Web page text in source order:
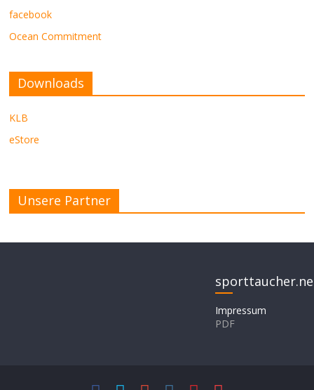
facebook
Ocean Commitment
Downloads
KLB
eStore
Unsere Partner
Impressum
PDF